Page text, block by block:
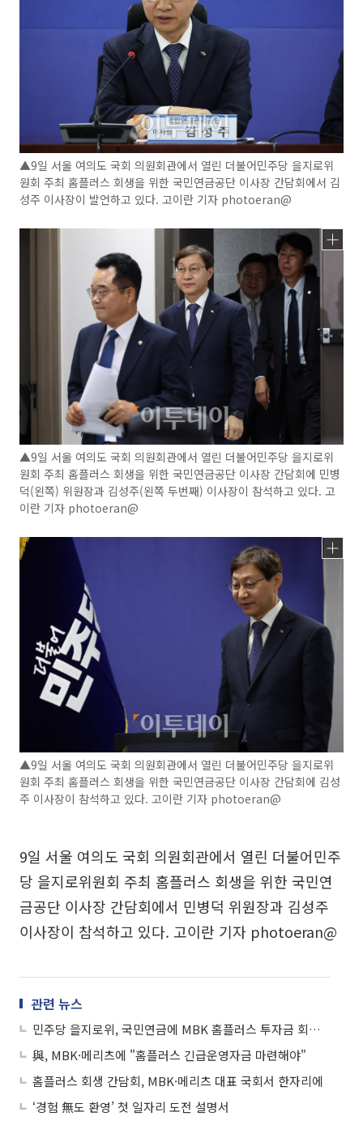
▲9일 서울 여의도 국회 의원회관에서 열린 더불어민주당 을지로위
원회 주최 홈플러스 회생을 위한 국민연금공단 이사장 간담회에서 김
성주 이사장이 발언하고 있다. 고이란 기자 photoeran@
▲9일 서울 여의도 국회 의원회관에서 열린 더불어민주당 을지로위
원회 주최 홈플러스 회생을 위한 국민연금공단 이사장 간담회에 민병
덕(왼쪽) 위원장과 김성주(왼쪽 두번째) 이사장이 참석하고 있다. 고
이란 기자 photoeran@
▲9일 서울 여의도 국회 의원회관에서 열린 더불어민주당 을지로위
원회 주최 홈플러스 회생을 위한 국민연금공단 이사장 간담회에 김성
주 이사장이 참석하고 있다. 고이란 기자 photoeran@
9일 서울 여의도 국회 의원회관에서 열린 더불어민주
당 을지로위원회 주최 홈플러스 회생을 위한 국민연
금공단 이사장 간담회에서 민병덕 위원장과 김성주
이사장이 참석하고 있다. 고이란 기자 photoeran@
관련 뉴스
민주당 을지로위, 국민연금에 MBK 홈플러스 투자금 회수 촉구 예정
與, MBK·메리츠에 "홈플러스 긴급운영자금 마련해야"
홈플러스 회생 간담회, MBK·메리츠 대표 국회서 한자리에
‘경험 無도 환영’ 첫 일자리 도전 설명서